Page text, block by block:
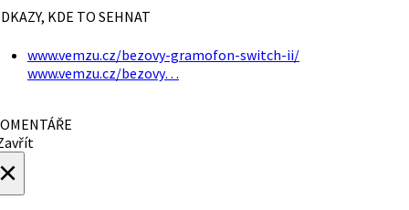
KDE TO SEHNAT
www.vemzu.cz/bezovy-gramofon-switch-ii/
www.vemzu.cz/bezovy…